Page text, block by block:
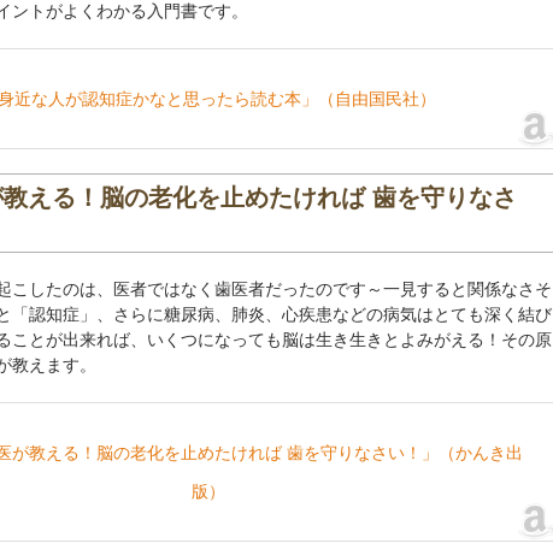
ントがよくわかる入門書です。
身近な人が認知症かなと思ったら読む本」（自由国民社）
える！脳の老化を止めたければ 歯を守りなさ
こしたのは、医者ではなく歯医者だったのです～一見すると関係なさそ
「認知症」、さらに糖尿病、肺炎、心疾患などの病気はとても深く結び
ことが出来れば、いくつになっても脳は生き生きとよみがえる！その原
教えます。
が教える！脳の老化を止めたければ 歯を守りなさい！」（かんき出
版）